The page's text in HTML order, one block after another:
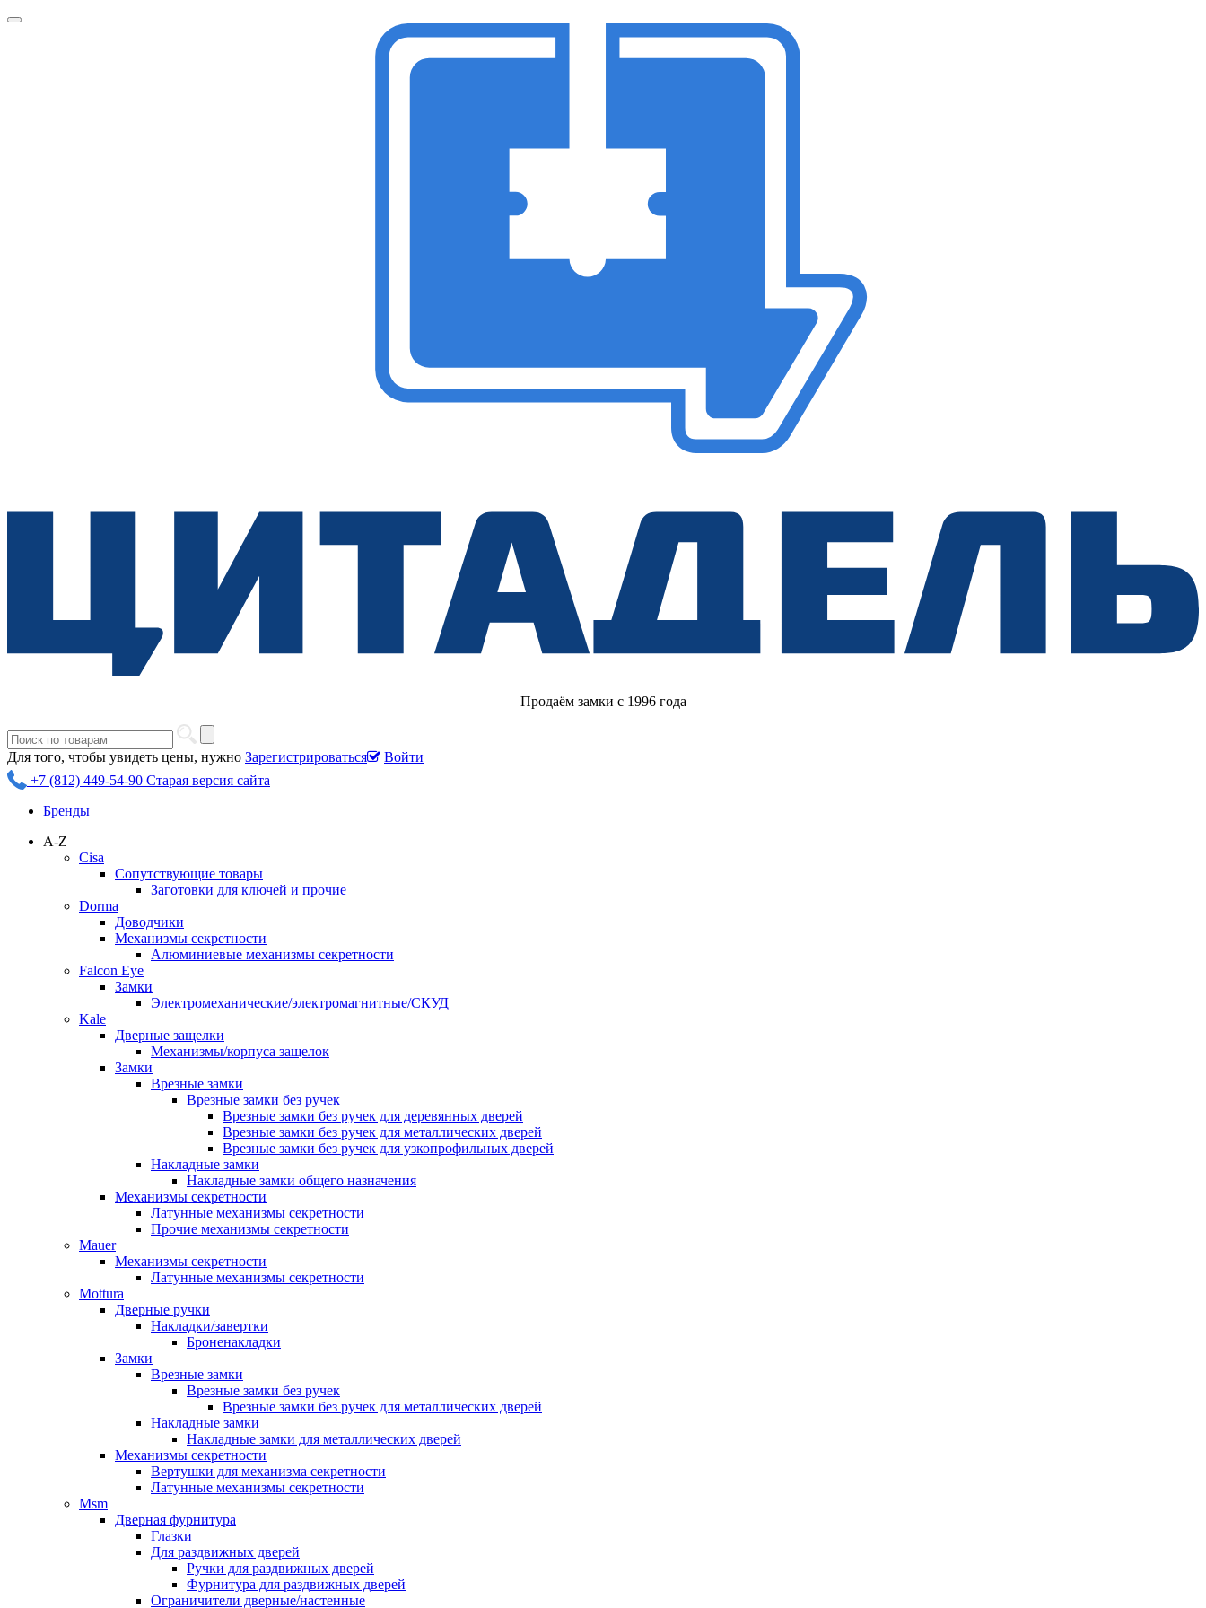
Продаём замки с 1996 года
Для того, чтобы увидеть цены, нужно Зарегистрироваться
Войти
+7 (812) 449-54-90 Старая версия сайта
Бренды
A-Z
Cisa
Сопутствующие товары
Заготовки для ключей и прочие
Dorma
Доводчики
Механизмы секретности
Алюминиевые механизмы секретности
Falcon Eye
Замки
Электромеханические/электромагнитные/СКУД
Kale
Дверные защелки
Механизмы/корпуса защелок
Замки
Врезные замки
Врезные замки без ручек
Врезные замки без ручек для деревянных дверей
Врезные замки без ручек для металлических дверей
Врезные замки без ручек для узкопрофильных дверей
Накладные замки
Накладные замки общего назначения
Механизмы секретности
Латунные механизмы секретности
Прочие механизмы секретности
Mauer
Механизмы секретности
Латунные механизмы секретности
Mottura
Дверные ручки
Накладки/завертки
Броненакладки
Замки
Врезные замки
Врезные замки без ручек
Врезные замки без ручек для металлических дверей
Накладные замки
Накладные замки для металлических дверей
Механизмы секретности
Вертушки для механизма секретности
Латунные механизмы секретности
Msm
Дверная фурнитура
Глазки
Для раздвижных дверей
Ручки для раздвижных дверей
Фурнитура для раздвижных дверей
Ограничители дверные/настенные